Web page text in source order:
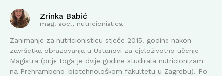
Zrinka Babić
mag. soc., nutricionistica
Zanimanje za nutricionisticu stječe 2015. godine nakon
završetka obrazovanja u Ustanovi za cjeloživotno učenje
Magistra (prije toga je dvije godine studirala nutricionizam
na Prehrambeno-biotehnološkom fakultetu u Zagrebu). Po